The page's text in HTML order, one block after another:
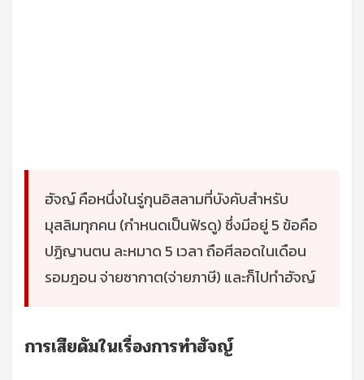
ฮัจญ์ คือหนึ่งในรู่กุนอิสลามที่บังคับสำหรับ
มุสลิมทุกคน (กำหนดเป็นฟัรดู) ซึ่งมีอยู่ 5 ข้อคือ
ปฏิญานตน ละหมาด 5 เวลา ถือศีลอดในเดือน
รอมฎอน จ่ายซากาต(จ่ายภาษี) และก็ไปทำฮัจญ์
การเสียดัมในเรื่องการทำฮัจญ์